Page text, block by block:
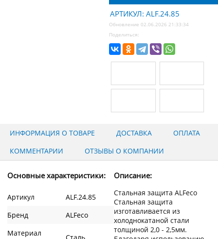
АРТИКУЛ: ALF.24.85
Обновление 02.06.2026 21:33:34
Поделиться:
ИНФОРМАЦИЯ О ТОВАРЕ ДОСТАВКА
ОПЛАТА
КОММЕНТАРИИ
ОТЗЫВЫ О КОМПАНИИ
Основные характеристики:
Артикул
ALF.24.85
Бренд
ALFeco
Материал
Сталь
Описание:
Стальная защита ALFeco
Стальная защита
изготавливается из
холоднокатаной стали
толщиной 2,0 - 2,5мм.